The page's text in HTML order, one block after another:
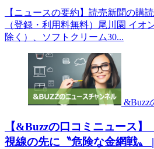
【ニュースの要約】読売新聞の購
（登録・利用料無料）尾川園 イ
除く）、ソフトクリーム30...
&Buzz
【&Buzzの口コミニュース
視線の先に〝危険な金網戦〟